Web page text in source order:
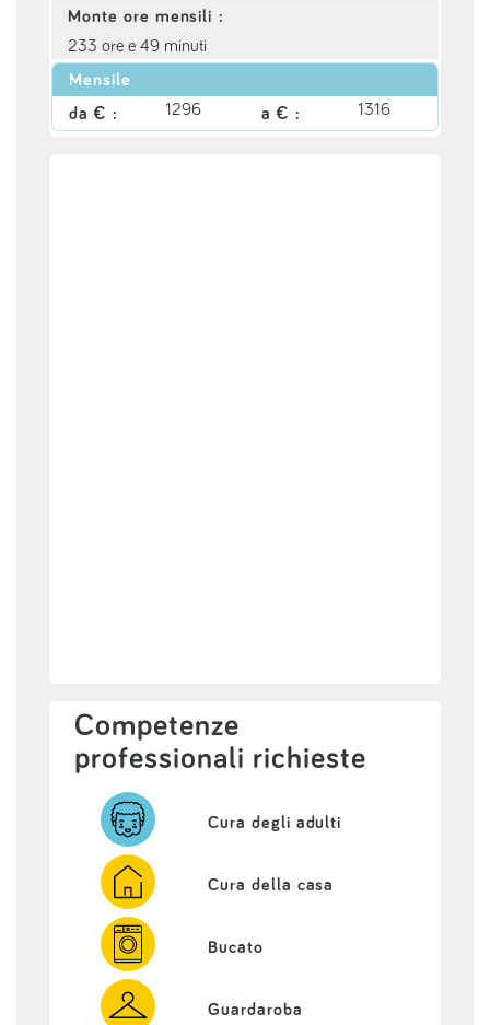
Monte ore mensili :
233 ore e 49 minuti
Mensile
da € :
1296 a € : 1316
Competenze
professionali richieste
Cura degli adulti
Cura della casa
Bucato
Guardaroba